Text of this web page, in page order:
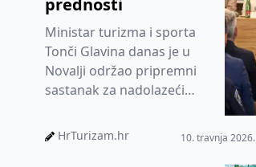
prednosti
Ministar turizma i sporta
Tonči Glavina danas je u
Novalji održao pripremni
sastanak za nadolazeći
godine, na kojem su
HrTurizam.hr 10. travnja 2026.